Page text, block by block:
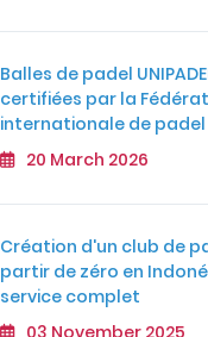
Balles de padel
certifiées par la
internationale de padel
20 March 2026
Création d'un club de
partir de zéro en
service complet
03 November 2025